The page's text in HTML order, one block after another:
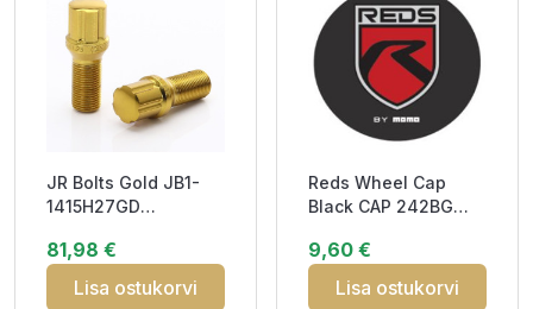
JR Bolts Gold JB1-
1415H27GD
20mm Conical 60°
81,98 €
Lisa ostukorvi
Reds Wheel Cap
Black CAP 242BG
SPCAPRBYMMBLK
9,60 €
Lisa ostukorvi